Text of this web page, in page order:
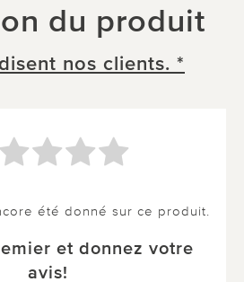
du produit
nos clients. *
été donné sur ce produit.
et donnez votre
avis!